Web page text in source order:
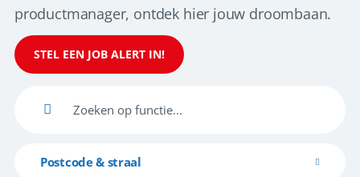
productmanager, ontdek hier jouw droombaan.
STEL EEN JOB ALERT IN!
Postcode & straal